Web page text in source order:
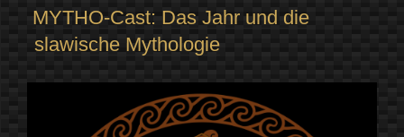
MYTHO-Cast: Das Jahr und die
slawische Mythologie